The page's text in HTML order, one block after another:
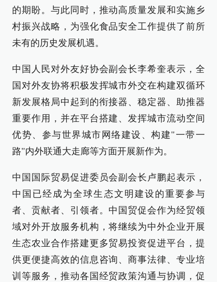
的期盼。与此同时，推动高质量发展和实施乡
村振兴战略，为强化食品安全工作提供了前所
未有的历史发展机遇。
中国人民对外友好协会副会长李希奎表示，全
国对外友协将积极发挥城市外交在构建双循环
新发展格局中起到的衔接器、稳定器、助推器
重要作用，并在平台搭建、发挥城市流动空间
优势、参与世界城市网络建设、构建"一带一
路"内外联通大走廊等方面开展新作为。
中国国际贸易促进委员会副会长卢鹏起表示，
中国已经成为全球生态文明建设的重要参与
者、贡献者、引领者。中国贸促会作为经贸领
域对外开放服务机构，将继续为中外企业开展
生态农业合作搭建更多贸易投资促进平台，提
供更便捷高效的信息咨询、商事法律、专业培
训等服务，推动各国经贸政策沟通与协调，促